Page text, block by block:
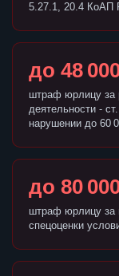
5.27.1, 20.4 КоАП
до 48
штраф юрлицу за
деятельности -
нарушении до 60
до 80
штраф юрлицу за
спецоценки